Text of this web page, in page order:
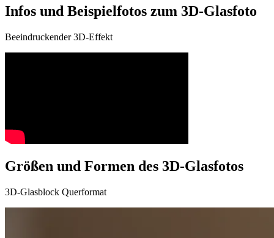
Infos und Beispielfotos zum 3D-Glasfoto
Beeindruckender 3D-Effekt
Größen und Formen des 3D-Glasfotos
3D-Glasblock Querformat